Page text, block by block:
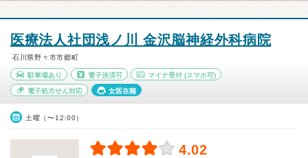
医療法人社団浅ノ川 金沢脳神経外科病院
石川県野々市市郷町
駐車場あり 電子決済可 マイナ受付 (スマホ可)
電子処方せん対応 女医在籍
土曜（〜12:00）
4.02